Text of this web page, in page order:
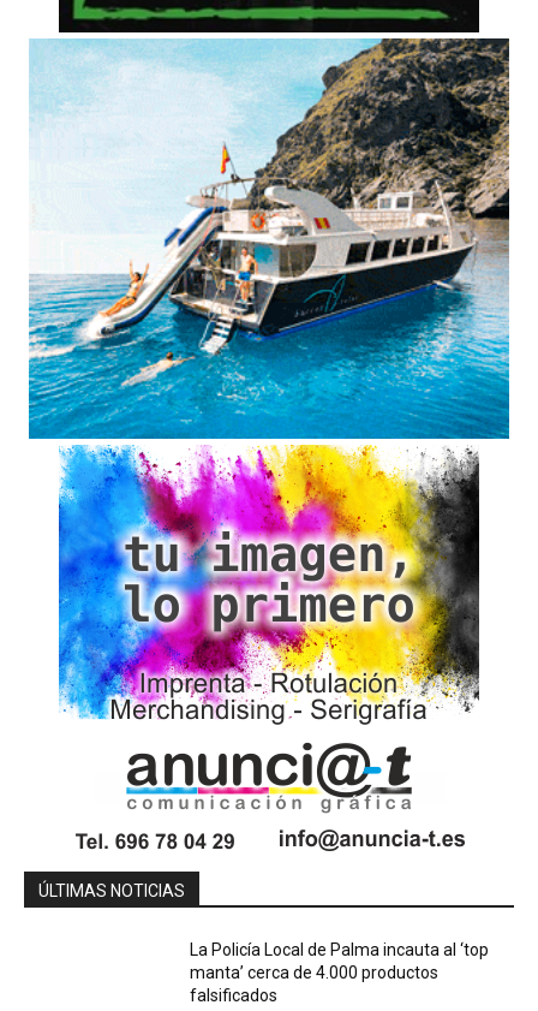
ÚLTIMAS NOTICIAS
La Policía Local de Palma incauta al ‘top
manta’ cerca de 4.000 productos
falsificados